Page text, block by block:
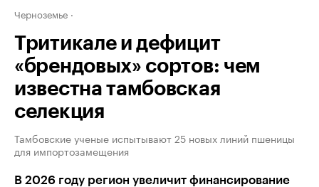
Черноземье
Тритикале и дефицит
«брендовых» сортов: чем
известна тамбовская
селекция
Тамбовские ученые испытывают 25 новых линий пшеницы
для импортозамещения
В 2026 году регион увеличит финансирование